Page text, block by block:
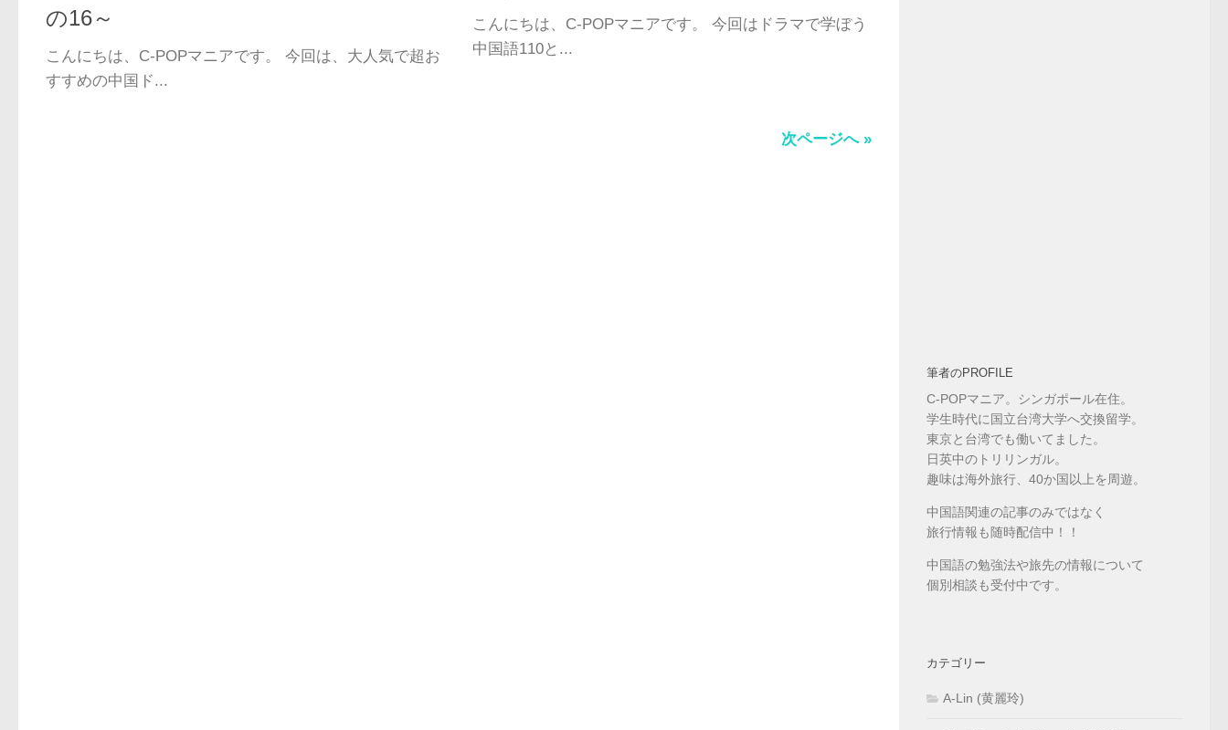
の16～
こんにちは、C-POPマニアです。 今回は、大人気で超お
すすめの中国ド...
こんにちは、C-POPマニアです。 今回はドラマで学ぼう
中国語110と...
次ページへ »
筆者のPROFILE
C-POPマニア。シンガポール在住。
学生時代に国立台湾大学へ交換留学。
東京と台湾でも働いてました。
日英中のトリリンガル。
趣味は海外旅行、40か国以上を周遊。
中国語関連の記事のみではなく
旅行情報も随時配信中！！
中国語の勉強法や旅先の情報について
個別相談も受付中です。
カテゴリー
A-Lin (黄麗玲)